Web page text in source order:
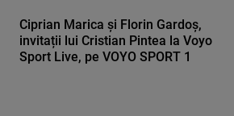
Ciprian Marica și Florin Gardoș,
invitații lui Cristian Pintea la Voyo
Sport Live, pe VOYO SPORT 1